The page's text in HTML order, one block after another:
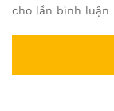
cho lần bình luận